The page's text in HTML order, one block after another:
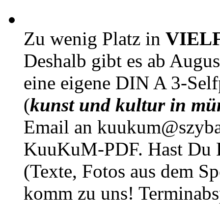
Zu wenig Platz in
Deshalb gibt es ab
eine eigene DIN A 3-
(kunst und kultur in
Email an
KuuKuM-PDF. Hast Du
(Texte, Fotos aus dem
komm zu uns!